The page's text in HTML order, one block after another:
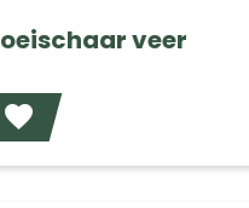
veer